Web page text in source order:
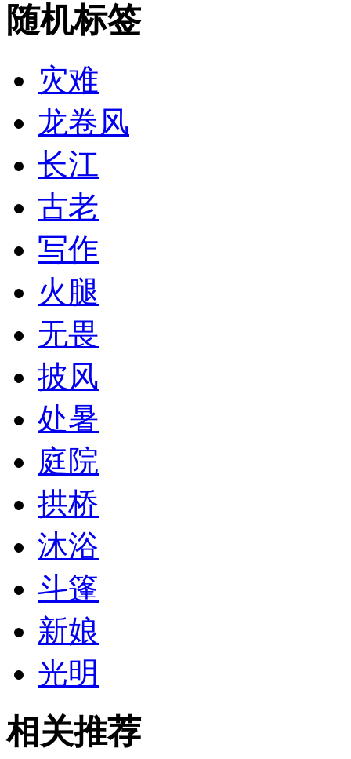
随机标签
灾难
龙卷风
长江
古老
写作
火腿
无畏
披风
处暑
庭院
拱桥
沐浴
斗篷
新娘
光明
相关推荐